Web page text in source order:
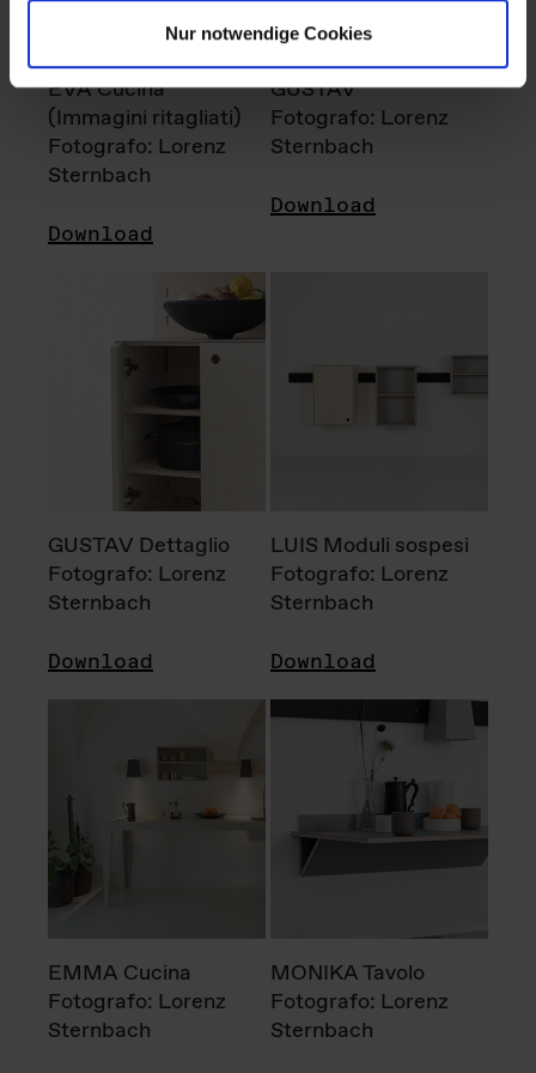
Nur notwendige Cookies
EVA Cucina
(Immagini ritagliati)
Fotografo: Lorenz
Sternbach
Download
GUSTAV
Fotografo: Lorenz
Sternbach
Download
GUSTAV Dettaglio
Fotografo: Lorenz
Sternbach
Download
LUIS Moduli sospesi
Fotografo: Lorenz
Sternbach
Download
EMMA Cucina
Fotografo: Lorenz
Sternbach
MONIKA Tavolo
Fotografo: Lorenz
Sternbach